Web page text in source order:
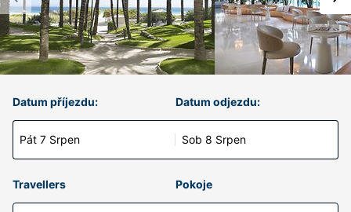
Datum příjezdu:
Pát 7 Srpen
Datum odjezdu:
Sob 8 Srpen
Travellers Pokoje